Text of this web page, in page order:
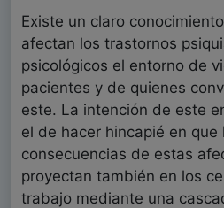
Existe un claro
afectan los trastornos
psicológicos el entorno de
pacientes y de quienes
este. La intención de este
el de hacer hincapié en que
consecuencias de estas
proyectan también en los
trabajo mediante una